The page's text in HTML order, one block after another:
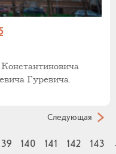
Гуревича.
Следующая
140 141 142 143